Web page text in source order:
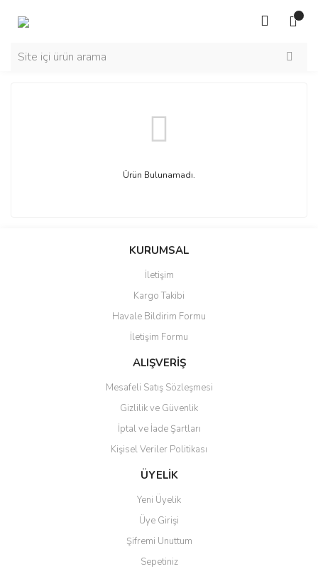
Ürün Bulunamadı.
KURUMSAL
İletişim
Kargo Takibi
Havale Bildirim Formu
İletişim Formu
ALIŞVERİŞ
Mesafeli Satış Sözleşmesi
Gizlilik ve Güvenlik
İptal ve İade Şartları
Kişisel Veriler Politikası
ÜYELİK
Yeni Üyelik
Üye Girişi
Şifremi Unuttum
Sepetiniz